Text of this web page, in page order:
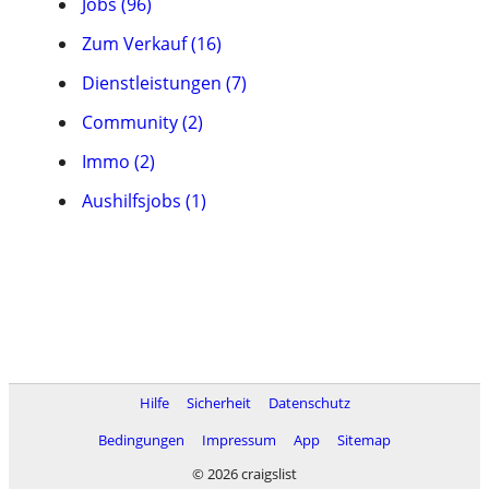
Zum Verkauf (16)
Dienstleistungen (7)
Community (2)
Immo (2)
Aushilfsjobs (1)
Hilfe Sicherheit
Datenschutz
Bedingungen
Impressum App
Sitemap
© 2026 craigslist